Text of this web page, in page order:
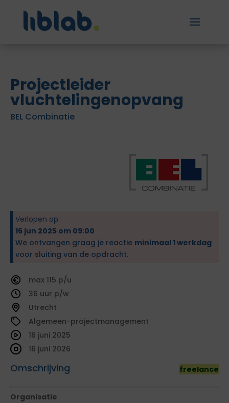
Projectleider
vluchtelingenopvang
BEL Combinatie
Verlopen op:
16 jun 2025 om 09:00
We ontvangen graag je reactie minimaal 1 werkdag
voor sluiting van de opdracht.
115
36
Utrecht
Algemeen-projectmanagement
Omschrijving freelance
16 juni 2025
16 juni 2026
Organisatie